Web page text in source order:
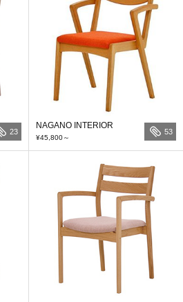
23
NAGANO INTERIOR
¥45,800～
53